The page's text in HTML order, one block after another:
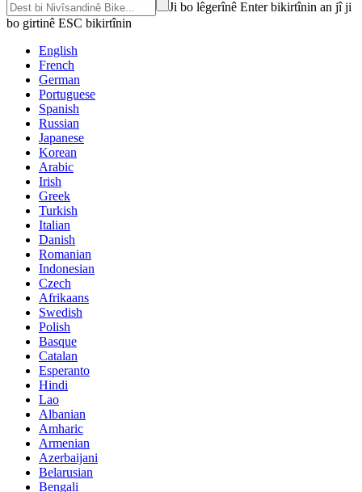
Ji bo lêgerînê Enter bikirtînin an jî ji
bo girtinê ESC bikirtînin
English
French
German
Portuguese
Spanish
Russian
Japanese
Korean
Arabic
Irish
Greek
Turkish
Italian
Danish
Romanian
Indonesian
Czech
Afrikaans
Swedish
Polish
Basque
Catalan
Esperanto
Hindi
Lao
Albanian
Amharic
Armenian
Azerbaijani
Belarusian
Bengali